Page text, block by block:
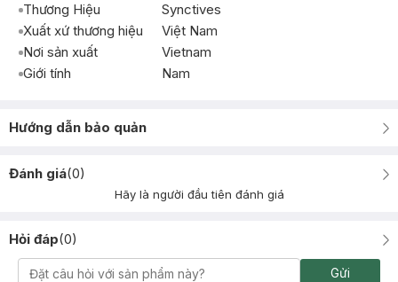
Thương Hiệu
Synctives
Xuất xứ thương hiệu
Việt Nam
Nơi sản xuất
Vietnam
Giới tính
Nam
Hướng dẫn bảo quản
Đánh giá(0)
Hãy là người đầu tiên đánh giá
Hỏi đáp(0)
Gửi